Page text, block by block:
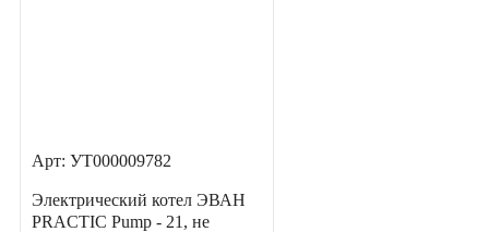
Арт: УТ000009782
Электрический котел ЭВАН
PRACTIC Pump - 21, не